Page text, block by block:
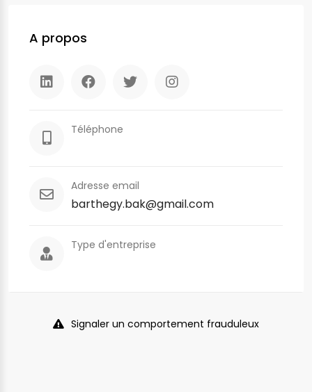
A propos
Téléphone
Adresse email
barthegy.bak@gmail.com
Type d'entreprise
Signaler un comportement frauduleux